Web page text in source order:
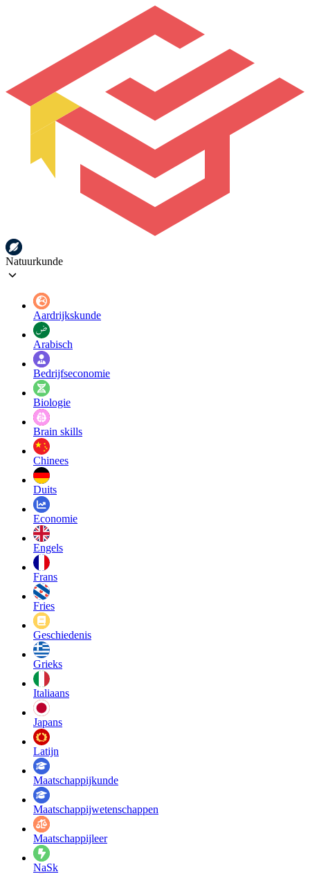
Natuurkunde
Aardrijkskunde
Arabisch
Bedrijfseconomie
Biologie
Brain skills
Chinees
Duits
Economie
Engels
Frans
Fries
Geschiedenis
Grieks
Italiaans
Japans
Latijn
Maatschappij­kunde
Maatschappij­wetenschappen
Maatschappijleer
NaSk